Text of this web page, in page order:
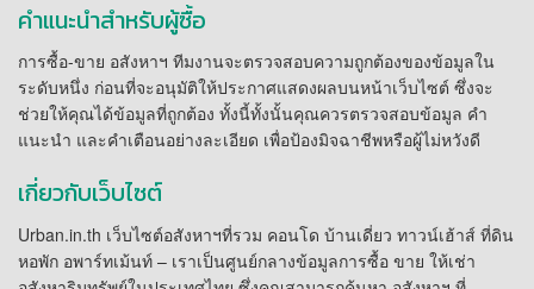
คำแนะนำสำหรับผู้ซื้อ
การซื้อ-ขาย อสังหาฯ ทีมงานจะตรวจสอบความถูกต้องของข้อมูลใน
ระดับหนึ่ง ก่อนที่จะอนุมัติให้ประกาศแสดงผลบนหน้าเว็บไซต์ ซึ่งจะ
ช่วยให้คุณได้ข้อมูลที่ถูกต้อง ทั้งนี้ทั้งนั้นคุณควรตรวจสอบข้อมูล คำ
แนะนำ และคำเตือนอย่างละเอียด เพื่อป้องมิจฉาชีพหรือผู้ไม่หวังดี
เกี่ยวกับเว็บไซต์
Urban.in.th เว็บไซต์อสังหาฯที่รวม คอนโด บ้านเดี่ยว ทาวน์เฮ้าส์ ที่ดิน
หอพัก อพาร์ทเม้นท์ – เราเป็นศูนย์กลางข้อมูลการซื้อ ขาย ให้เช่า